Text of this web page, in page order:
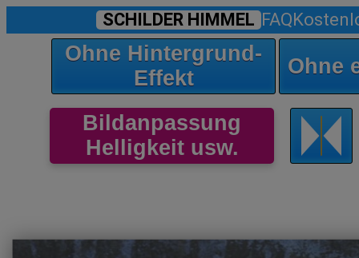
SCHILDER HIMMEL FAQ
Ohne Hintergrund-
Effekt
Ohne
Bildanpassung
Helligkeit usw.